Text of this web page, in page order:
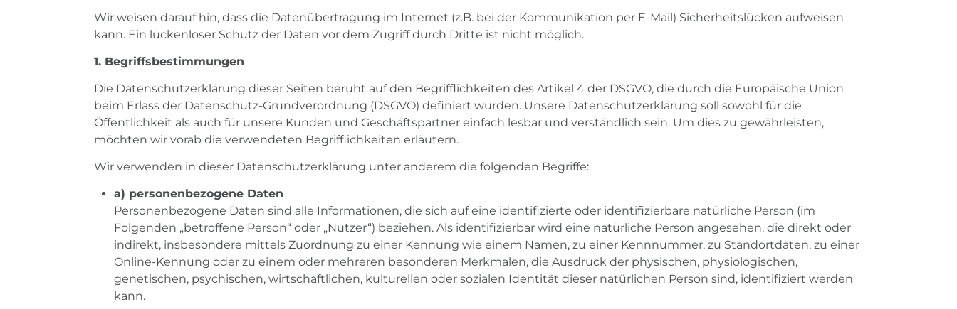
Wir weisen darauf hin, dass die Datenübertragung im Internet (z.B. bei der Kommunikation per E-Mail) Sicherheitslücken aufweisen
kann. Ein lückenloser Schutz der Daten vor dem Zugriff durch Dritte ist nicht möglich.
1. Begriffsbestimmungen
Die Datenschutzerklärung dieser Seiten beruht auf den Begrifflichkeiten des Artikel 4 der DSGVO, die durch die Europäische Union
beim Erlass der Datenschutz-Grundverordnung (DSGVO) definiert wurden. Unsere Datenschutzerklärung soll sowohl für die
Öffentlichkeit als auch für unsere Kunden und Geschäftspartner einfach lesbar und verständlich sein. Um dies zu gewährleisten,
möchten wir vorab die verwendeten Begrifflichkeiten erläutern.
Wir verwenden in dieser Datenschutzerklärung unter anderem die folgenden Begriffe:
a) personenbezogene Daten
Personenbezogene Daten sind alle Informationen, die sich auf eine identifizierte oder identifizierbare natürliche Person (im
Folgenden „betroffene Person“ oder „Nutzer“) beziehen. Als identifizierbar wird eine natürliche Person angesehen, die direkt oder
indirekt, insbesondere mittels Zuordnung zu einer Kennung wie einem Namen, zu einer Kennnummer, zu Standortdaten, zu einer
Online-Kennung oder zu einem oder mehreren besonderen Merkmalen, die Ausdruck der physischen, physiologischen,
genetischen, psychischen, wirtschaftlichen, kulturellen oder sozialen Identität dieser natürlichen Person sind, identifiziert werden
kann.